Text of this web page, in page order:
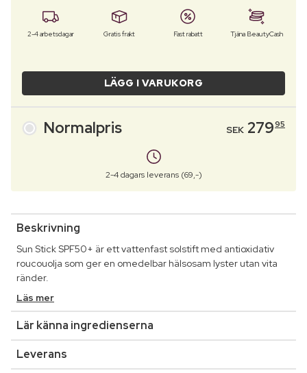
2-4 arbetsdagar Gratis frakt Fast rabatt Tjäna BeautyCash
LÄGG I VARUKORG
Normalpris SEK 27995
2-4 dagars leverans (69,-)
Beskrivning
Sun Stick SPF50+ är ett vattenfast solstift med antioxidativ
roucouolja som ger en omedelbar hälsosam lyster utan vita
ränder.
Läs mer
Lär känna ingredienserna
Leverans